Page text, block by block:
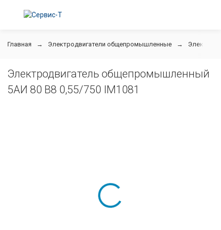
Главная Электродвигатели общепромышленные
Электродвигатель общепромышленный
5АИ 80 В8 0,55/750 IM1081